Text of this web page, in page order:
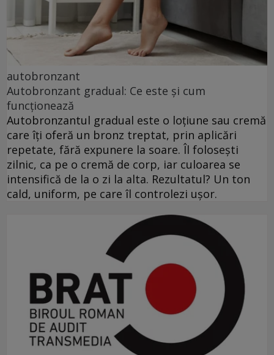
autobronzant
Autobronzant gradual: Ce este și cum
funcționează
Autobronzantul gradual este o loțiune sau cremă
care îți oferă un bronz treptat, prin aplicări
repetate, fără expunere la soare. Îl folosești
zilnic, ca pe o cremă de corp, iar culoarea se
intensifică de la o zi la alta. Rezultatul? Un ton
cald, uniform, pe care îl controlezi ușor.